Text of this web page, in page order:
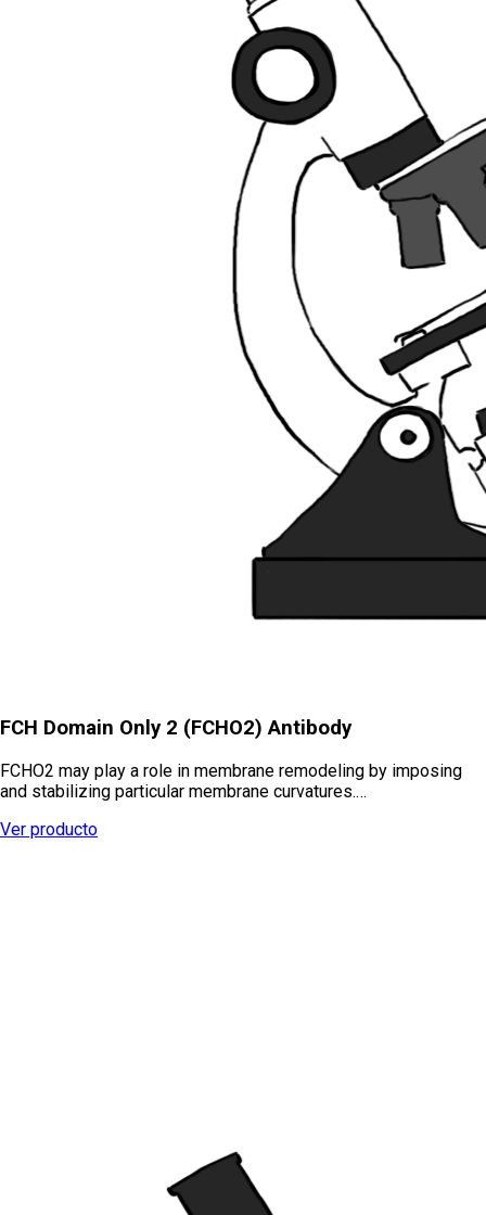
FCH Domain Only 2 (FCHO2) Antibody
FCHO2 may play a role in membrane remodeling by imposing
and stabilizing particular membrane curvatures.…
Ver producto